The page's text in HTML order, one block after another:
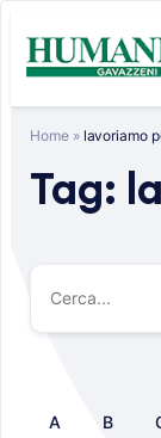
content
Home» lavoriamo
Tag:
A B